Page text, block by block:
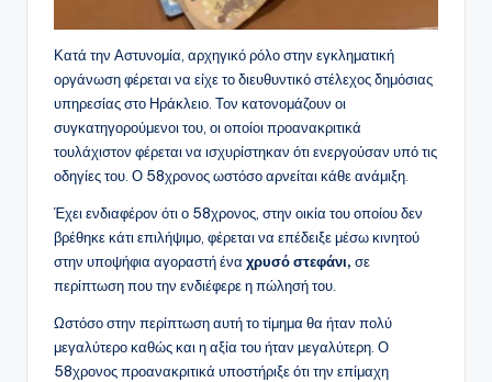
Κατά την Αστυνομία, αρχηγικό ρόλο στην εγκληματική
οργάνωση φέρεται να είχε το διευθυντικό στέλεχος δημόσιας
υπηρεσίας στο Ηράκλειο. Τον κατονομάζουν οι
συγκατηγορούμενοι του, οι οποίοι προανακριτικά
τουλάχιστον φέρεται να ισχυρίστηκαν ότι ενεργούσαν υπό τις
οδηγίες του. Ο 58χρονος ωστόσο αρνείται κάθε ανάμιξη.
Έχει ενδιαφέρον ότι ο 58χρονος, στην οικία του οποίου δεν
βρέθηκε κάτι επιλήψιμο, φέρεται να επέδειξε μέσω κινητού
στην υποψήφια αγοραστή ένα χρυσό στεφάνι, σε
περίπτωση που την ενδιέφερε η πώλησή του.
Ωστόσο στην περίπτωση αυτή το τίμημα θα ήταν πολύ
μεγαλύτερο καθώς και η αξία του ήταν μεγαλύτερη. Ο
58χρονος προανακριτικά υποστήριξε ότι την επίμαχη